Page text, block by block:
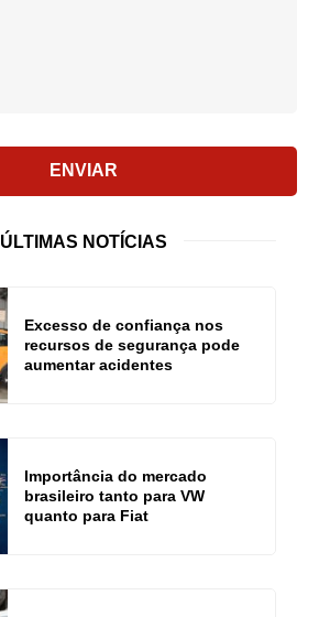
ENVIAR
ÚLTIMAS NOTÍCIAS
Excesso de confiança nos
recursos de segurança pode
aumentar acidentes
Importância do mercado
brasileiro tanto para VW
quanto para Fiat